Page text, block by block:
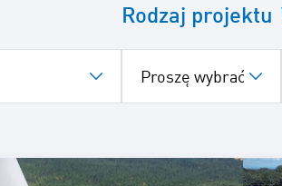
Rodzaj projektu